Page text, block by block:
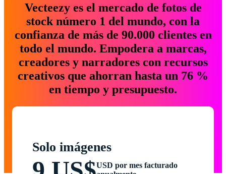
Vecteezy es el mercado de fotos de
stock número 1 del mundo, con la
confianza de más de 90.000 clientes en
todo el mundo. Empodera a marcas,
creadores y narradores con recursos
creativos que ahorran hasta un 76 %
en tiempo y presupuesto.
Solo imágenes
USD por mes facturado